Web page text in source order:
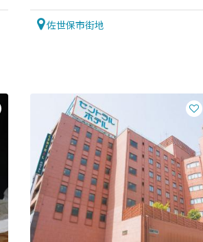
ってます
佐世保市街地